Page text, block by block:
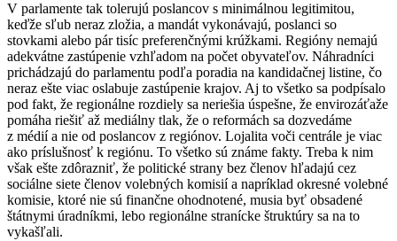
V parlamente tak tolerujú poslancov s minimálnou legitimitou,
keďže sľub neraz zložia, a mandát vykonávajú, poslanci so
stovkami alebo pár tisíc preferenčnými krúžkami. Regióny nemajú
adekvátne zastúpenie vzhľadom na počet obyvateľov. Náhradníci
prichádzajú do parlamentu podľa poradia na kandidačnej listine, čo
neraz ešte viac oslabuje zastúpenie krajov. Aj to všetko sa podpísalo
pod fakt, že regionálne rozdiely sa neriešia úspešne, že envirozáťaže
pomáha riešiť až mediálny tlak, že o reformách sa dozvedáme
z médií a nie od poslancov z regiónov. Lojalita voči centrále je viac
ako príslušnosť k regiónu. To všetko sú známe fakty. Treba k nim
však ešte zdôrazniť, že politické strany bez členov hľadajú cez
sociálne siete členov volebných komisií a napríklad okresné volebné
komisie, ktoré nie sú finančne ohodnotené, musia byť obsadené
štátnymi úradníkmi, lebo regionálne stranícke štruktúry sa na to
vykašľali.